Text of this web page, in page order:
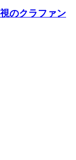
のクラファン